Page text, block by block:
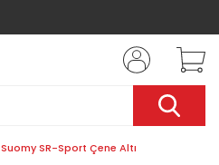
Suomy SR-Sport Çene Altı